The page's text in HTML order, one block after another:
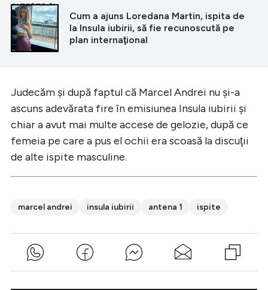
CITEȘTE ȘI
Cum a ajuns Loredana Martin, ispita de
la Insula iubirii, să fie recunoscută pe
plan internaţional
Judecăm şi după faptul că Marcel Andrei nu şi-a
ascuns adevărata fire în emisiunea Insula iubirii şi
chiar a avut mai multe accese de gelozie, după ce
femeia pe care a pus el ochii era scoasă la discuţii
de alte ispite masculine.
marcel andrei insula iubirii antena 1 ispite